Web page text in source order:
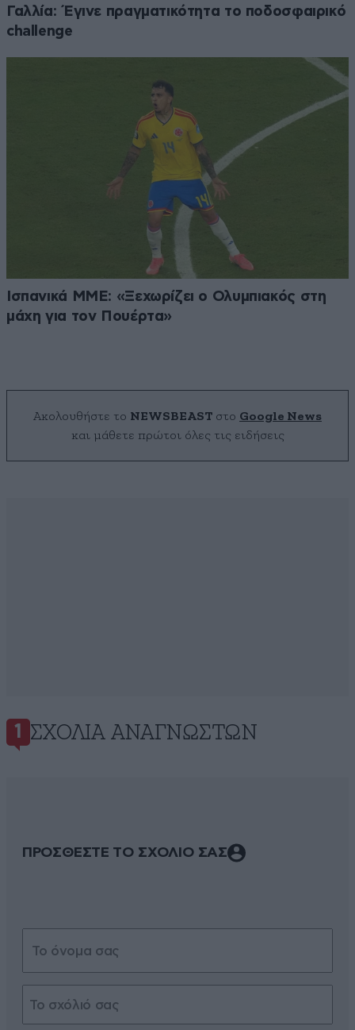
Γαλλία: Έγινε πραγματικότητα το ποδοσφαιρικό
challenge
Ισπανικά ΜΜΕ: «Ξεχωρίζει ο Ολυμπιακός στη
μάχη για τον Πουέρτα»
Ακολουθήστε το NEWSBEAST στο Google News
και μάθετε πρώτοι όλες τις ειδήσεις
1 ΣΧΌΛΙΑ ΑΝΑΓΝΩΣΤΏΝ
ΠΡΟΣΘΕΣΤΕ ΤΟ ΣΧΟΛΙΟ ΣΑΣ